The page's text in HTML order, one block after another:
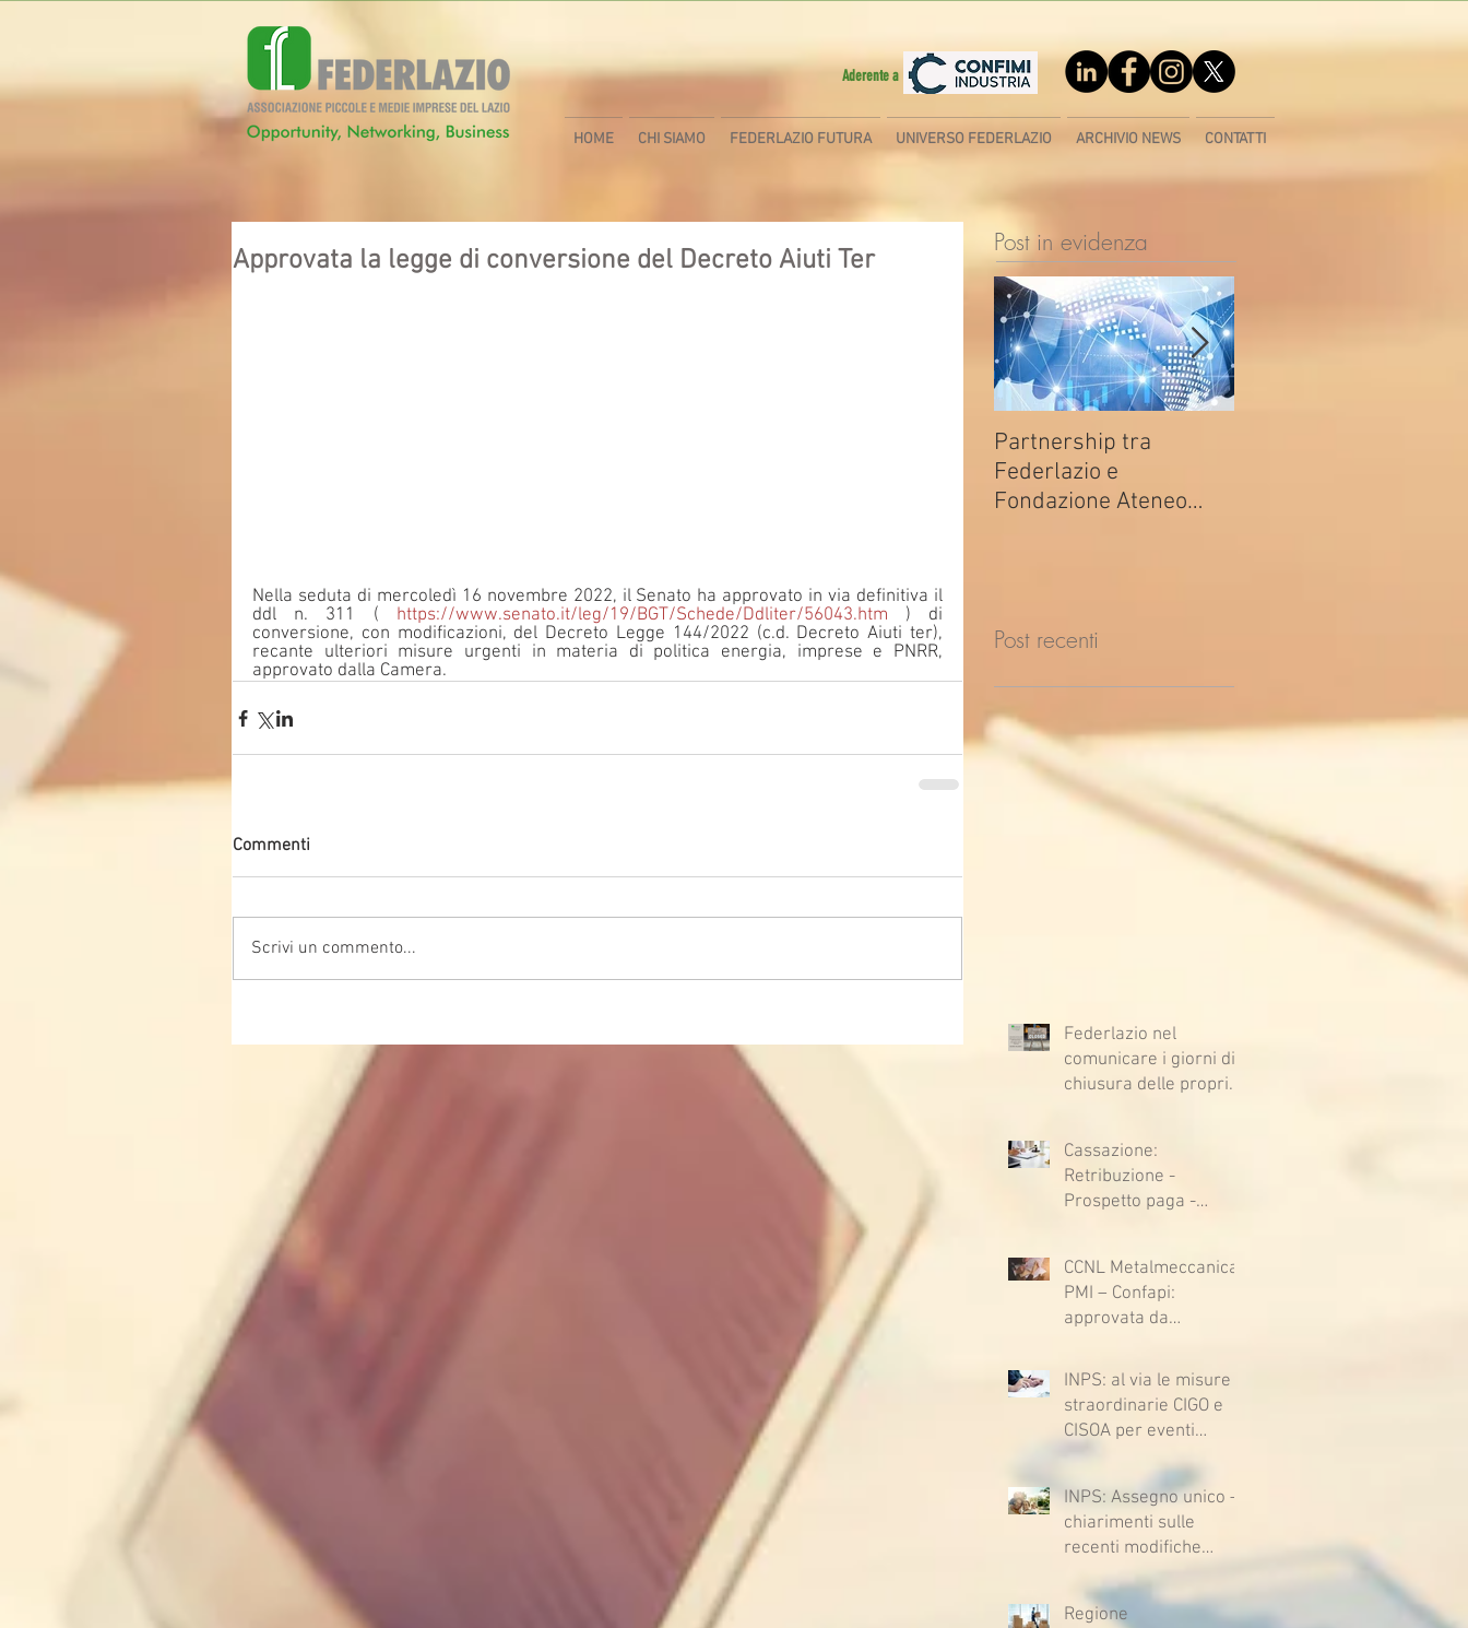
Aderente a
HOME CHI SIAMO FEDERLAZIO FUTURA UNIVERSO FEDERLAZIO ARCHIVIO NEWS CONTATTI
Approvata la legge di conversione del Decreto Aiuti Ter
Nella seduta di mercoledì 16 novembre 2022, il Senato ha approvato in via definitiva il
ddl n. 311 ( https://www.senato.it/leg/19/BGT/Schede/Ddliter/56043.htm ) di
conversione, con modificazioni, del Decreto Legge 144/2022 (c.d. Decreto Aiuti ter),
recante ulteriori misure urgenti in materia di politica energia, imprese e PNRR,
approvato dalla Camera.
Commenti
Scrivi un commento...
Post in evidenza
Partnership tra
Federlazio e
Fondazione Ateneo
Post recenti
Federlazio nel
comunicare i giorni di
chiusura delle proprie
Cassazione:
Retribuzione -
Prospetto paga -
sfavore del datore di
lavoro - Prova legale -
Sussiste. (Cc, articoli
2732, 2734 e 2735)
CCNL Metalmeccanica
PMI – Confapi:
approvata da
l’ipotesi di accordo per
il rinnovo del CCNL
INPS: al via le misure
straordinarie CIGO e
CISOA per eventi
climatici eccezionali
INPS: Assegno unico –
chiarimenti sulle
recenti modifiche
legislative
Regione